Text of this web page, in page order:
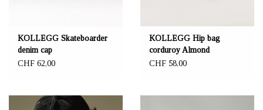
KOLLEGG Skateboarder
denim cap
CHF 62,00
KOLLEGG Hip bag
corduroy Almond
CHF 58,00